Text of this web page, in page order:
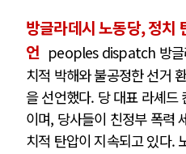
방글라데시 노동당, 정치
언 peoples dispatch 방글
치적 박해와 불공정한 선거
을 선언했다. 당 대표 라셰드
이며, 당사들이 친정부 폭력
치적 탄압이 지속되고 있다.